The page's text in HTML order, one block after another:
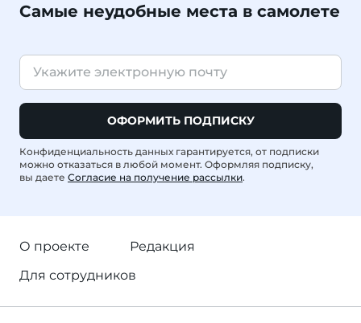
Самые неудобные места в самолете
ОФОРМИТЬ ПОДПИСКУ
Конфиденциальность данных гарантируется, от подписки
можно отказаться в любой момент. Оформляя подписку,
вы даете Согласие на получение рассылки.
О проекте
Редакция
Для сотрудников